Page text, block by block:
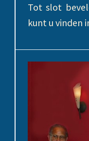
Tot slot
kunt u vinden